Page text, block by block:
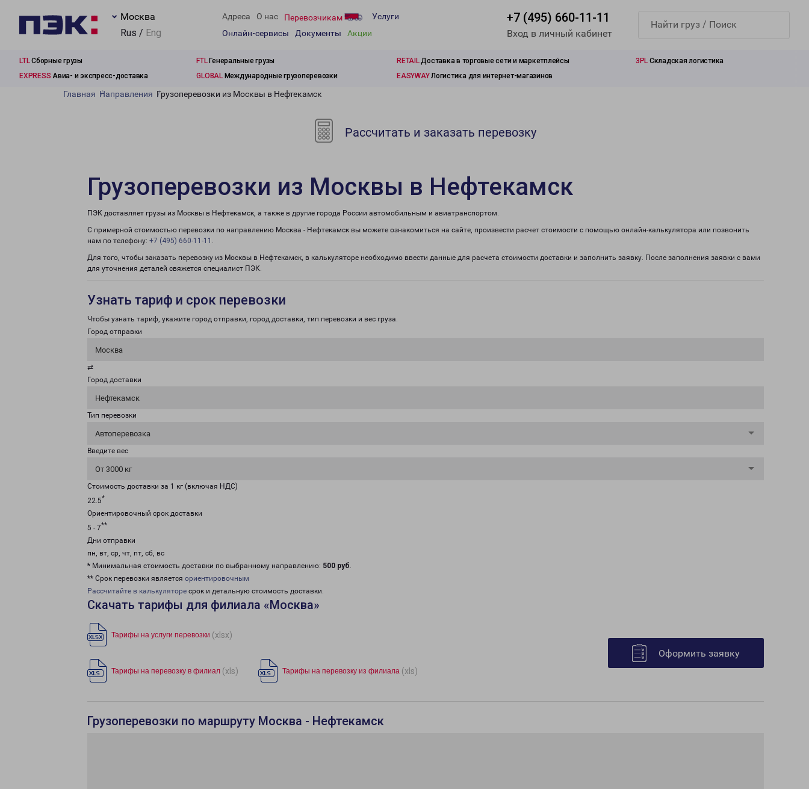
Москва
Rus / Eng
Адреса О нас Перевозчикам
Услуги
Онлайн-сервисы
Документы Акции
+7 (495) 660-11-11
Вход в личный кабинет
LTLСборные грузы FTLГенеральные грузы RETAILДоставка в торговые сети и маркетплейсы 3PL Складская логистика
EXPRESS Авиа- и экспресс-доставка GLOBALМеждународные грузоперевозки EASYWAYЛогистика для интернет-магазинов
Главная Направления Грузоперевозки из Москвы в Нефтекамск
Рассчитать и заказать перевозку
Грузоперевозки из Москвы в Нефтекамск
ПЭК доставляет грузы из Москвы в Нефтекамск, а также в другие города России автомобильным и авиатранспортом.
С примерной стоимостью перевозки по направлению Москва - Нефтекамск вы можете ознакомиться на сайте, произвести расчет стоимости с помощью онлайн-калькулятора или позвонить
нам по телефону: +7 (495) 660-11-11 .
Для того, чтобы заказать перевозку из Москвы в Нефтекамск, в калькуляторе необходимо ввести данные для расчета стоимости доставки и заполнить заявку. После заполнения заявки с вами
для уточнения деталей свяжется специалист ПЭК.
Узнать тариф и срок перевозки
Чтобы узнать тариф, укажите город отправки, город доставки, тип перевозки и вес груза.
Город отправки
Москва
⇄
Город доставки
Нефтекамск
Тип перевозки
Автоперевозка
Введите вес
От 3000 кг
Стоимость доставки за 1 кг (включая НДС)
22.5*
Ориентировочный срок доставки
5 - 7**
Дни отправки
пн, вт, ср, чт, пт, сб, вс
* Минимальная стоимость доставки по выбранному направлению: 500 руб.
** Срок перевозки является ориентировочным
Рассчитайте в калькуляторе срок и детальную стоимость доставки.
Скачать тарифы для филиала «Москва»
Тарифы на услуги перевозки (xlsx)
Тарифы на перевозку в филиал (xls) Тарифы на перевозку из филиала (xls)
Оформить заявку
Грузоперевозки по маршруту Москва - Нефтекамск